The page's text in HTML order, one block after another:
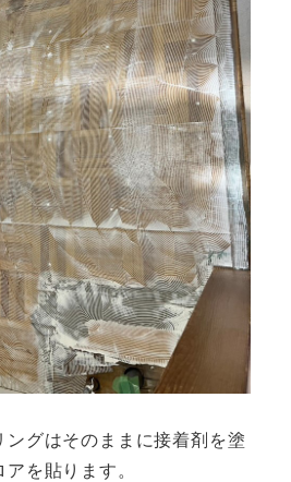
ングはそのままに接着剤を塗
を貼ります。